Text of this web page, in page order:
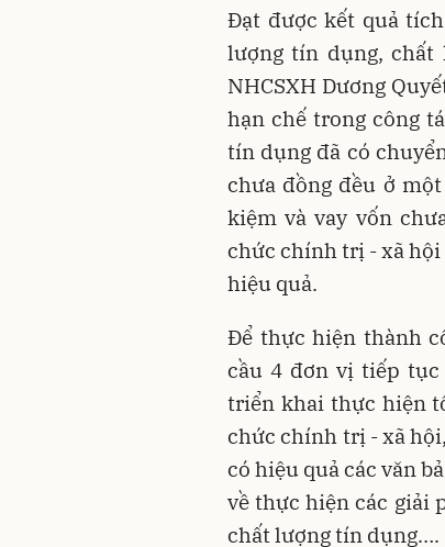
Đạt được kết quả
lượng tín dụng, chất
NHCSXH Dương
hạn chế trong công
tín dụng đã có
chưa đồng đều ở
kiệm và vay vốn
chức chính trị - xã hội
hiệu quả.
Để thực hiện thành
cầu 4 đơn vị tiếp
triển khai thực hiện
chức chính trị - xã
có hiệu quả các văn
về thực hiện các giải
chất lượng tín dụng….